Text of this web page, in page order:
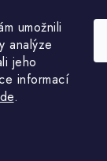
umožnili
analýze
jeho
informací
.
. Všechna práva